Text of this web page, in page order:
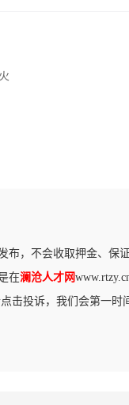
布，不会收取押金、保
在澜沧人才网
击投诉，我们会第一时